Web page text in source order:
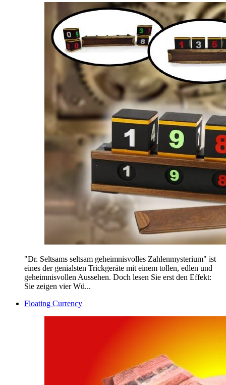
"Dr. Seltsams seltsam geheimnisvolles Zahlenmysterium" ist
eines der genialsten Trickgeräte mit einem tollen, edlen und
geheimnisvollen Aussehen. Doch lesen Sie erst den Effekt:
Sie zeigen vier Wü...
Floating Currency